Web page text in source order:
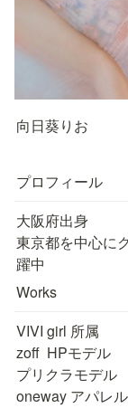
向日葵りお
プロフィール
大阪府出身
東京都を中心に
Works
VIVI girl 所属
zoff  HPモデル
プリクラモデル
oneway アパレ